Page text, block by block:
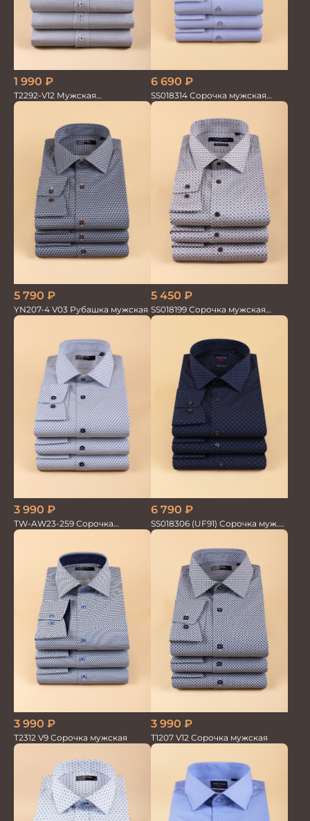
1 990 ₽
T2292-V12 Мужская
текстильная рубашка /
6 690 ₽
SS018314 Сорочка мужская
GROSTYLE TRENDY
5 790 ₽
YN207-4 V03 Рубашка мужская
5 450 ₽
SS018199 Сорочка мужская
GROSTYLE PRIME
3 990 ₽
TW-AW23-259 Сорочка
мужская
6 790 ₽
SS018306 (UF91) Сорочка муж.
GROSTYLE TRENDY
3 990 ₽
T2312 V9 Сорочка мужская
3 990 ₽
T1207 V12 Сорочка мужская